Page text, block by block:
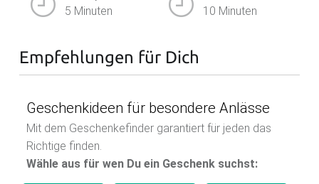
5 Minuten 10 Minuten
Empfehlungen für Dich
Geschenkideen für besondere Anlässe
Mit dem Geschenkefinder garantiert für jeden das
Richtige finden.
Wähle aus für wen Du ein Geschenk suchst: